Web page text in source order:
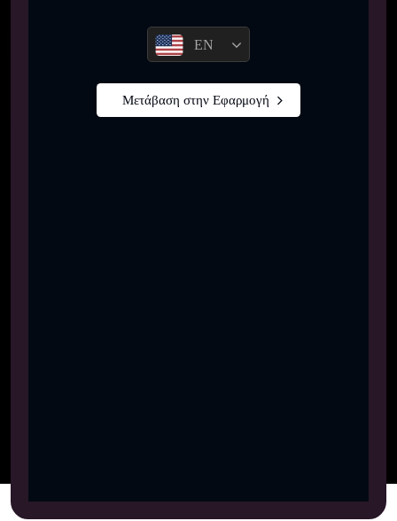
EN
Μετάβαση στην Εφαρμογή